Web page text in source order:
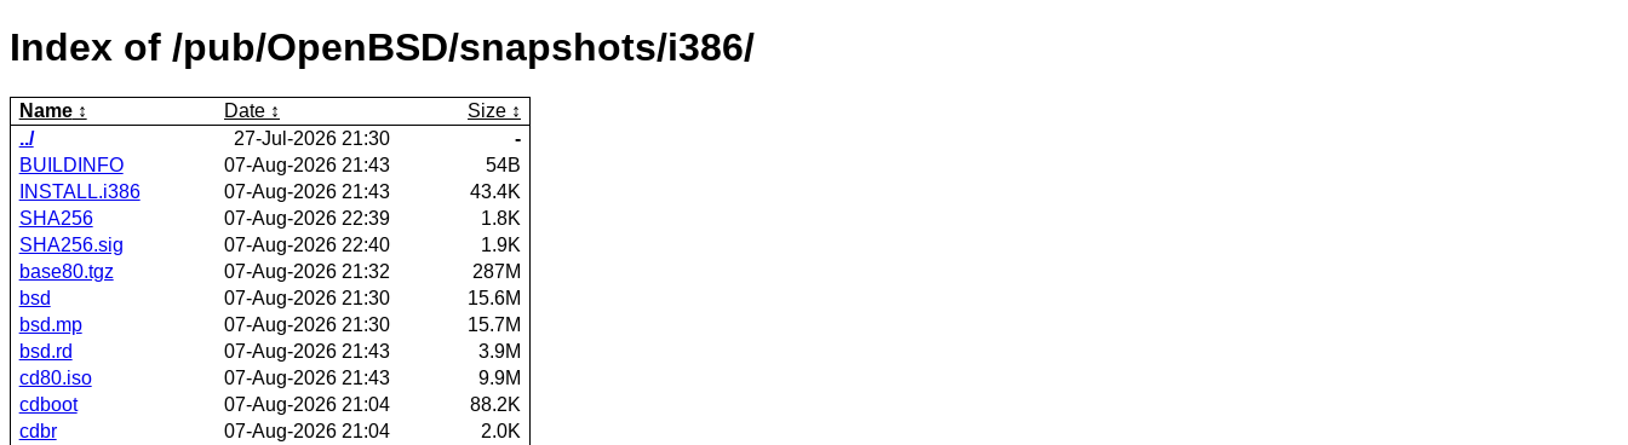
Index of /pub/OpenBSD/snapshots/i386/
Name Date
Size
../
27-Jul-2026 21:30
-
BUILDINFO
07-Aug-2026 21:43
54B
INSTALL.i386
07-Aug-2026 21:43
43.4K
SHA256
07-Aug-2026 22:39
1.8K
SHA256.sig
07-Aug-2026 22:40
1.9K
base80.tgz
07-Aug-2026 21:32
287M
bsd
07-Aug-2026 21:30
15.6M
bsd.mp
07-Aug-2026 21:30
15.7M
bsd.rd
07-Aug-2026 21:43
3.9M
cd80.iso
07-Aug-2026 21:43
9.9M
cdboot
07-Aug-2026 21:04
88.2K
cdbr
07-Aug-2026 21:04
2.0K